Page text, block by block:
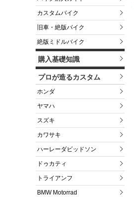
カスタムバイク
旧車・絶版バイク
絶版ミドルバイク
購入基礎知識
プロが造るカスタム
ホンダ
ヤマハ
スズキ
カワサキ
ハーレーダビッドソン
ドゥカティ
トライアンフ
BMW Motorrad